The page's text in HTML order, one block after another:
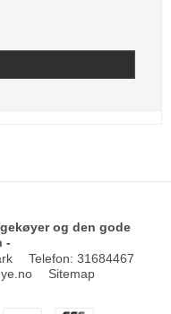
og den gode
-
Telefon: 31684467
Sitemap